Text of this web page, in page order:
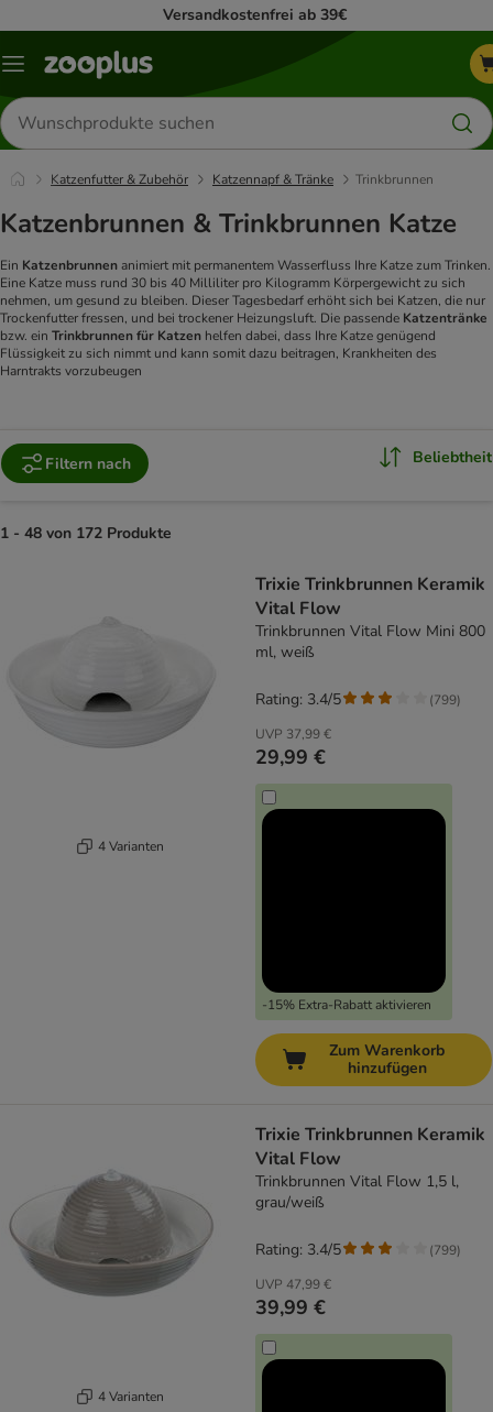
Versandkostenfrei ab 39€
Menü
Produkte
suchen
Katzenfutter & Zubehör Katzennapf & Tränke Trinkbrunnen
Katzenbrunnen & Trinkbrunnen Katze
Ein Katzenbrunnenanimiert mit permanentem Wasserfluss Ihre Katze zum Trinken.
Eine Katze muss rund 30 bis 40 Milliliter pro Kilogramm Körpergewicht zu sich
nehmen, um gesund zu bleiben. Dieser Tagesbedarf erhöht sich bei Katzen, die nur
Trockenfutter fressen, und bei trockener Heizungsluft. Die passende Katzentränke
bzw. ein Trinkbrunnen für Katzen helfen dabei, dass Ihre Katze genügend
Flüssigkeit zu sich nimmt und kann somit dazu beitragen, Krankheiten des
Harntrakts vorzubeugen
Filtern nach Beliebtheit
1 - 48 von 172 Produkte
4 Varianten
Trixie Trinkbrunnen Keramik
Vital Flow
Trinkbrunnen Vital Flow Mini 800
ml, weiß
UVP 37,99 €
29,99 €
-15% Extra-Rabatt aktivieren
Rating: 3.4/5 (799)
Zum Warenkorb
hinzufügen
4 Varianten
Trixie Trinkbrunnen Keramik
Vital Flow
Trinkbrunnen Vital Flow 1,5 l,
grau/weiß
UVP 47,99 €
39,99 €
Rating: 3.4/5 (799)